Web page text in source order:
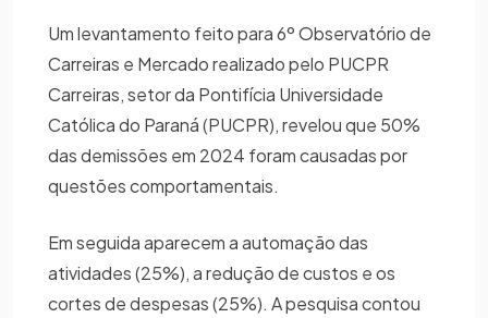
Um levantamento feito para 6º Observatório de
Carreiras e Mercado realizado pelo PUCPR
Carreiras, setor da Pontifícia Universidade
Católica do Paraná (PUCPR), revelou que 50%
das demissões em 2024 foram causadas por
questões comportamentais.
Em seguida aparecem a automação das
atividades (25%), a redução de custos e os
cortes de despesas (25%). A pesquisa contou